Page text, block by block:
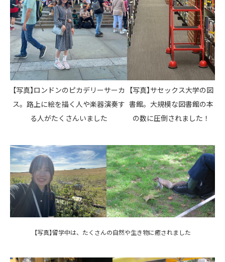
【写真】ロンドンのピカデリーサーカ
ス。路上に絵を描く人や楽器演奏す
る人がたくさんいました
【写真】サセックス大学の図
書館。大規模な図書館の本
の数に圧倒されました！
【写真】留学中は、たくさんの自然や生き物に癒されました